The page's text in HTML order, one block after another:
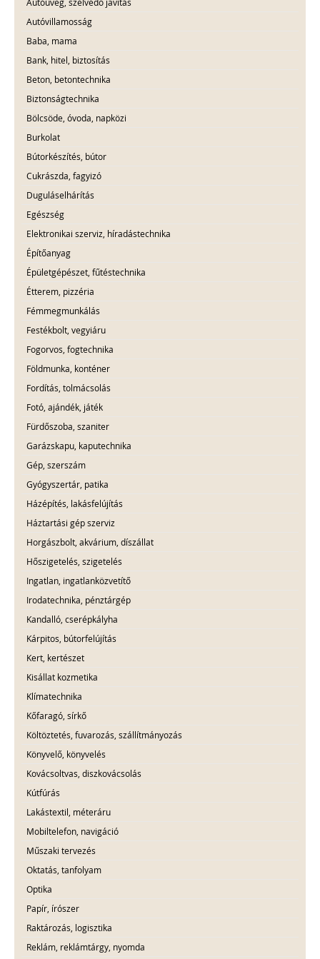
Autóvillamosság
Baba, mama
Bank, hitel, biztosítás
Beton, betontechnika
Biztonságtechnika
Bölcsöde, óvoda, napközi
Burkolat
Bútorkészítés, bútor
Cukrászda, fagyizó
Duguláselhárítás
Egészség
Elektronikai szerviz, híradástechnika
Építőanyag
Épületgépészet, fűtéstechnika
Étterem, pizzéria
Fémmegmunkálás
Festékbolt, vegyiáru
Fogorvos, fogtechnika
Földmunka, konténer
Fordítás, tolmácsolás
Fotó, ajándék, játék
Fürdőszoba, szaniter
Garázskapu, kaputechnika
Gép, szerszám
Gyógyszertár, patika
Házépítés, lakásfelújítás
Háztartási gép szerviz
Horgászbolt, akvárium, díszállat
Hőszigetelés, szigetelés
Ingatlan, ingatlanközvetítő
Irodatechnika, pénztárgép
Kandalló, cserépkályha
Kárpitos, bútorfelújítás
Kert, kertészet
Kisállat kozmetika
Klímatechnika
Kőfaragó, sírkő
Költöztetés, fuvarozás, szállítmányozás
Könyvelő, könyvelés
Kovácsoltvas, diszkovácsolás
Kútfúrás
Lakástextil, méteráru
Mobiltelefon, navigáció
Műszaki tervezés
Oktatás, tanfolyam
Optika
Papír, írószer
Raktározás, logisztika
Reklám, reklámtárgy, nyomda